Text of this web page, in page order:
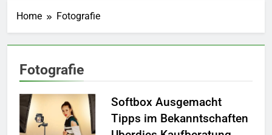
Home Fotografie
Fotografie
Softbox Ausgemacht
Tipps im Bekanntschaften